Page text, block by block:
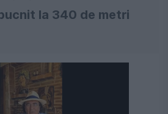
la 340 de metri